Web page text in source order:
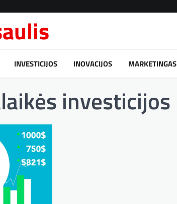
INVESTICIJOS INOVACIJOS MARKETINGAS
investicijos